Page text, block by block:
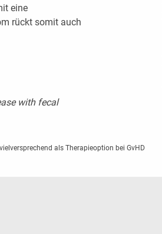
eine
rückt somit auch
with fecal
als Therapieoption bei GvHD